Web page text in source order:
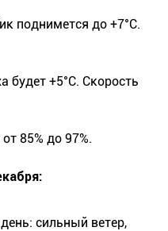
поднимется до +7°С.
будет +5°С. Скорость
85% до 97%.
сильный ветер,